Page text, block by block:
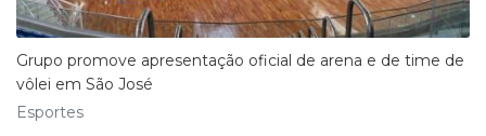
Grupo promove apresentação oficial de arena e de time de
vôlei em São José
Esportes